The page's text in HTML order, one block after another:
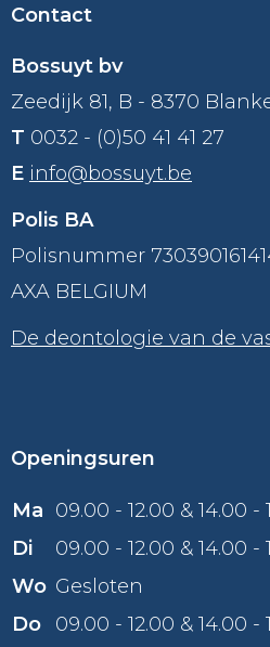
Contact
Bossuyt bv
Zeedijk 81, B - 8370
T 0032 - (0)50 41 41 27
E info@bossuyt.be
Polis BA
Polisnummer
AXA BELGIUM
De deontologie van de
Openingsuren
Ma 09.00 - 12.00 & 14.00 -
Di
09.00 - 12.00 & 14.00 -
Wo Gesloten
Do
09.00 - 12.00 & 14.00 -